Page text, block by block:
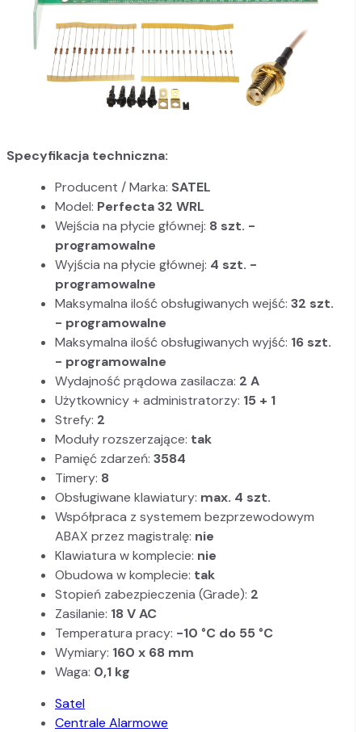
Specyfikacja techniczna:
Producent / Marka: SATEL
Model: Perfecta 32 WRL
Wejścia na płycie głównej: 8 szt. -
programowalne
Wyjścia na płycie głównej: 4 szt. -
programowalne
Maksymalna ilość obsługiwanych wejść: 32 szt.
- programowalne
Maksymalna ilość obsługiwanych wyjść: 16 szt.
- programowalne
Wydajność prądowa zasilacza: 2 A
Użytkownicy + administratorzy: 15 + 1
Strefy: 2
Moduły rozszerzające: tak
Pamięć zdarzeń: 3584
Timery: 8
Obsługiwane klawiatury: max. 4 szt.
Współpraca z systemem bezprzewodowym
ABAX przez magistralę: nie
Klawiatura w komplecie: nie
Obudowa w komplecie: tak
Stopień zabezpieczenia (Grade): 2
Zasilanie: 18 V AC
Temperatura pracy: -10 °C do 55 °C
Wymiary: 160 x 68 mm
Waga: 0,1 kg
Satel
Centrale Alarmowe